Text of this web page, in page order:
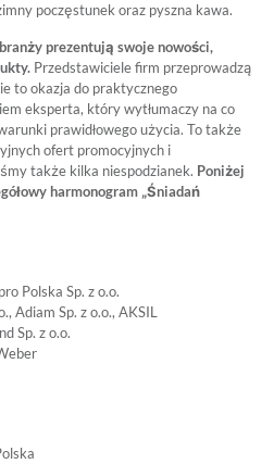
poczęstunek oraz pyszna kawa.
prezentują swoje nowości,
Przedstawiciele firm przeprowadzą
to okazja do praktycznego
eksperta, który wytłumaczy na co
prawidłowego użycia. To także
ofert promocyjnych i
także kilka niespodzianek. Poniżej
harmonogram „Śniadań
Polska Sp. z o.o.
Adiam Sp. z o.o., AKSIL
Sp. z o.o.